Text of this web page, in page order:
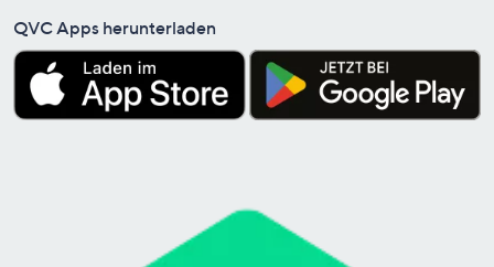
QVC Apps herunterladen